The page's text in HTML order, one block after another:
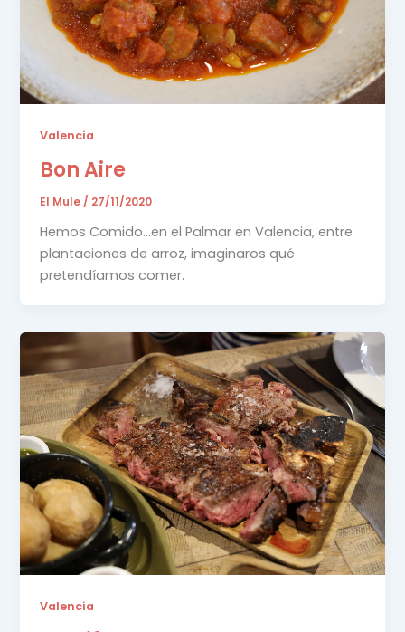
Valencia
Bon Aire
El Mule / 27/11/2020
Hemos Comido…en el Palmar en Valencia, entre
plantaciones de arroz, imaginaros qué
pretendíamos comer.
Valencia